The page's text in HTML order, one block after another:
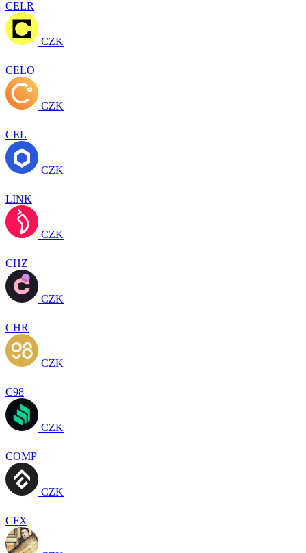
CELR
CZK
CELO
CZK
CEL
CZK
LINK
CZK
CHZ
CZK
CHR
CZK
C98
CZK
COMP
CZK
CFX